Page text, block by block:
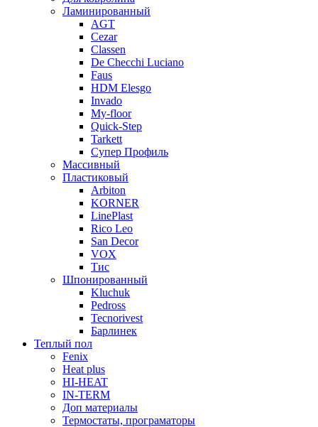
Ламинированный
AGT
Cezar
Classen
De Checchi Luciano
Faus
HDM Elesgo
Invado
My-floor
Quick-Step
Tarkett
Супер Профиль
Массивный
Пластиковый
Arbiton
KORNER
LinePlast
Rico Leo
San Decor
VOX
Тис
Шпонированный
Kluchuk
Pedross
Tecnorivest
Барлинек
Теплый пол
Fenix
Heat plus
HI-HEAT
IN-TERM
Доп материалы
Термостаты, програматоры